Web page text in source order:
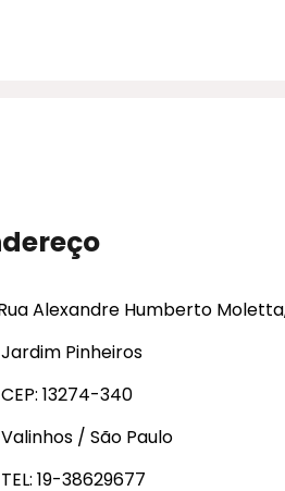
Alexandre Humberto
Jardim Pinheiros
CEP: 13274-340
Valinhos / São Paulo
TEL: 19-38629677